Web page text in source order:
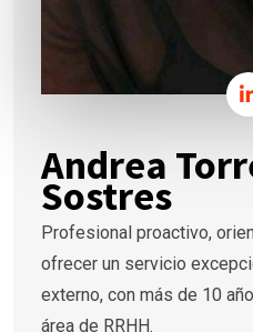
Andrea
Sostres
Profesional proactivo,
ofrecer un servicio
externo, con más de 10
área de RRHH.